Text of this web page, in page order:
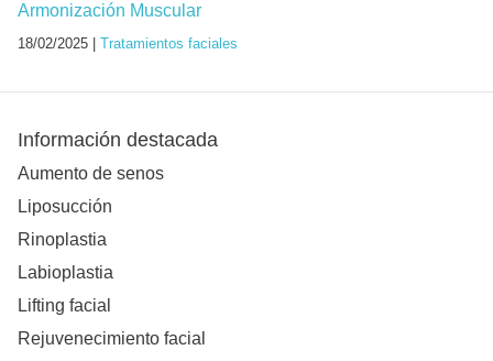
Armonización Muscular
18/02/2025 | Tratamientos faciales
Información destacada
Aumento de senos
Liposucción
Rinoplastia
Labioplastia
Lifting facial
Rejuvenecimiento facial